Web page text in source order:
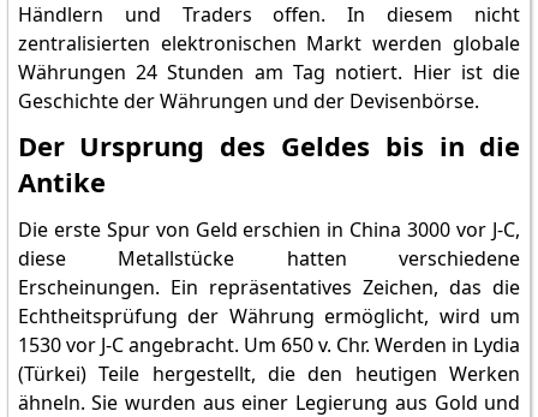
Händlern und Traders offen. In diesem nicht
zentralisierten elektronischen Markt werden globale
Währungen 24 Stunden am Tag notiert. Hier ist die
Geschichte der Währungen und der Devisenbörse.
Der Ursprung des Geldes bis in die
Antike
Die erste Spur von Geld erschien in China 3000 vor J-C,
diese Metallstücke hatten verschiedene
Erscheinungen. Ein repräsentatives Zeichen, das die
Echtheitsprüfung der Währung ermöglicht, wird um
1530 vor J-C angebracht. Um 650 v. Chr. Werden in Lydia
(Türkei) Teile hergestellt, die den heutigen Werken
ähneln. Sie wurden aus einer Legierung aus Gold und